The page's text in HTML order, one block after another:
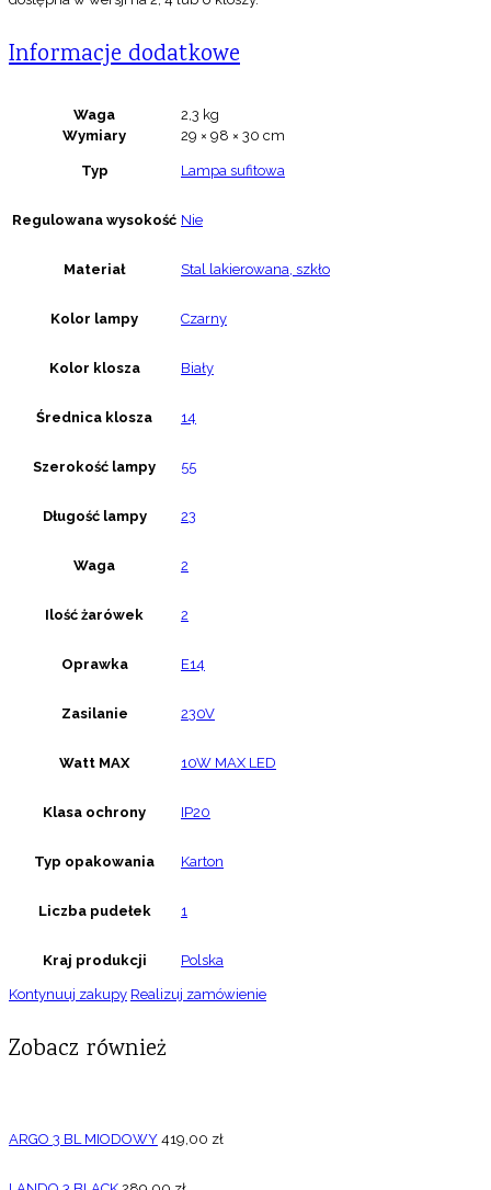
Informacje dodatkowe
Waga
2,3 kg
Wymiary
29 × 98 × 30 cm
Typ Lampa sufitowa
Regulowana wysokość Nie
Materiał Stal lakierowana, szkło
Kolor lampy Czarny
Kolor klosza Biały
Średnica klosza 14
Szerokość lampy 55
Długość lampy 23
Waga 2
Ilość żarówek 2
Oprawka E14
Zasilanie 230V
Watt MAX 10W MAX LED
Klasa ochrony IP20
Typ opakowania Karton
Liczba pudełek 1
Kraj produkcji Polska
Kontynuuj zakupy Realizuj zamówienie
Zobacz również
ARGO 3 BL MIODOWY 419,00 zł